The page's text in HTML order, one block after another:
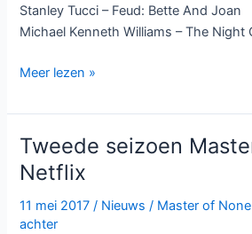
Stanley Tucci – Feud: Bette And Joan
Michael Kenneth Williams – The Night
Emmy
2017
bekend:
Westworld
aan
kop
Meer lezen »
Tweede seizoen
Netflix
11 mei 2017/ Nieuws / Master of None
achter